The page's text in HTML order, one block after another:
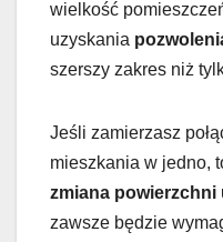
wielkość
uzyskania
szerszy zakres niż
Jeśli zamierzasz
mieszkania w jedno,
zmiana powierzchni
zawsze będzie